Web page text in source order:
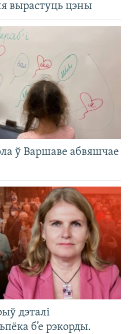
вырастуць цэны
ў Варшаве абвяшчае
дэталі
б’е рэкорды.